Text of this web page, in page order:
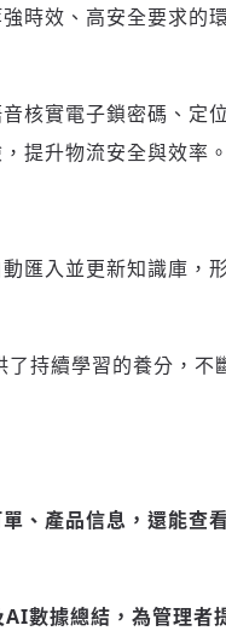
時效、高安全要求的
核實電子鎖密碼、定
提升物流安全與效率。
匯入並更新知識庫，
持續學習的養分，不
、產品信息，還能查
數據總結，為管理者